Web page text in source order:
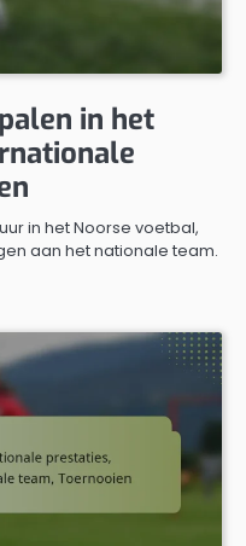
in het
in het Noorse voetbal,
aan het nationale team.